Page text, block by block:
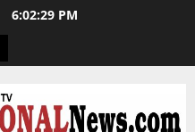
6:02:30 PM